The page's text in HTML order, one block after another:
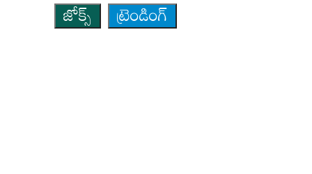
జోక్స్
ట్రెండింగ్